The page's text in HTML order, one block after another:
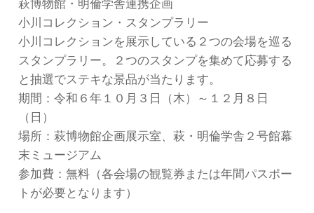
萩博物館・明倫学舎連携企画
小川コレクション・スタンプラリー
小川コレクションを展示している２つの会場を巡る
スタンプラリー。２つのスタンプを集めて応募する
と抽選でステキな景品が当たります。
期間：令和６年１０月３日（木）～１２月８日
（日）
場所：萩博物館企画展示室、萩・明倫学舎２号館幕
末ミュージアム
参加費：無料（各会場の観覧券または年間パスポー
トが必要となります）